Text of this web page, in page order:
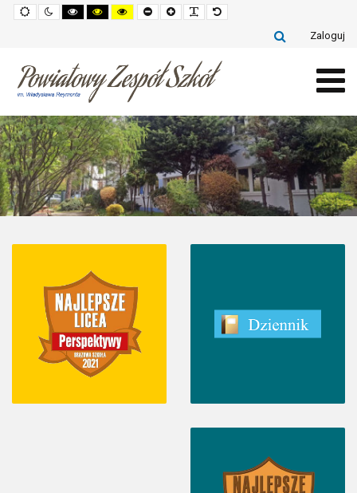
Default
mode
Night
mode
High
contrast
High
contrast
High
contrast
Set
smaller
Set
larger
Make
font
Set
default
Zaloguj